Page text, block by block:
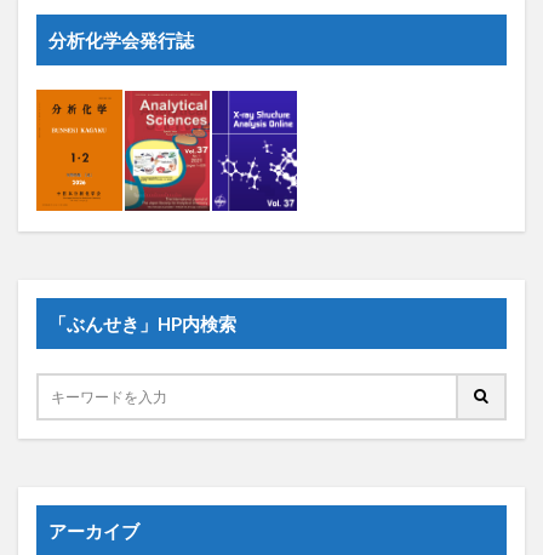
分析化学会発行誌
「ぶんせき」HP内検索
アーカイブ